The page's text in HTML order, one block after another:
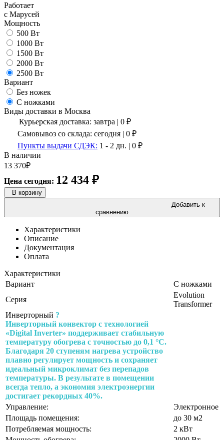
Работает
с Марусей
Мощность
500 Вт
1000 Вт
1500 Вт
2000 Вт
2500 Вт
Вариант
Без ножек
С ножками
Виды доставки в Москва
Курьерская доставка: завтра | 0 ₽
Самовывоз со склада: сегодня | 0 ₽
Пункты выдачи СДЭК: 1 - 2 дн. | 0 ₽
В наличии
13 370₽
Цена сегодня: 12 434 ₽
В корзину
Добавить к
сравнению
Характеристики
Описание
Документация
Оплата
Характеристики
Вариант
С ножками
Серия
Evolution
Transformer
Инверторный ?
Инверторный конвектор с технологией
«Digital Inverter» поддерживает стабильную
температуру обогрева с точностью до 0,1 °C.
Благодаря 20 ступеням нагрева устройство
плавно регулирует мощность и сохраняет
идеальный микроклимат без перепадов
температуры. В результате в помещении
всегда тепло, а экономия электроэнергии
достигает рекордных 40%.
Управление:
Электронное
Площадь помещения:
до 30 м2
Потребляемая мощность:
2 кВт